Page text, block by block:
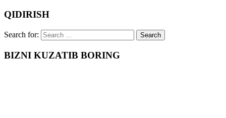
QIDIRISH
Search for:
BIZNI KUZATIB BORING